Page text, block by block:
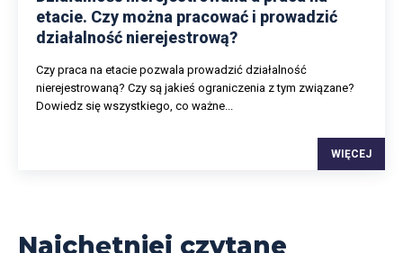
etacie. Czy można pracować i prowadzić
działalność nierejestrową?
Czy praca na etacie pozwala prowadzić działalność
nierejestrowaną? Czy są jakieś ograniczenia z tym związane?
Dowiedz się wszystkiego, co ważne...
WIĘCEJ
Najchętniej czytane